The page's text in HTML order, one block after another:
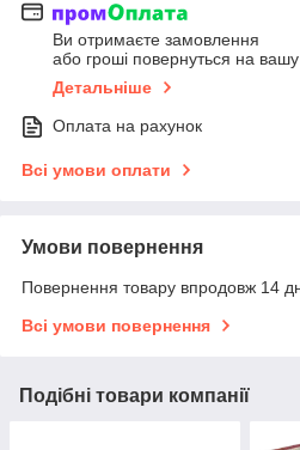
Ви отримаєте замовлення
або гроші повернуться на вашу
Детальніше
Оплата на рахунок
Всі умови оплати
Умови повернення
Повернення товару впродовж 14
Всі умови повернення
Подібні товари компанії